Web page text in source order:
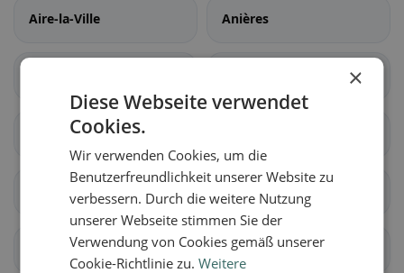
Aire-la-Ville Anières
Bardonnex
Carouge (GE)
Cartigny Céligny
×
Diese Webseite verwendet
Cookies.
Wir verwenden Cookies, um die
Benutzerfreundlichkeit unserer Website zu
verbessern. Durch die weitere Nutzung
unserer Webseite stimmen Sie der
Verwendung von Cookies gemäß unserer
Cookie-Richtlinie zu.Weitere